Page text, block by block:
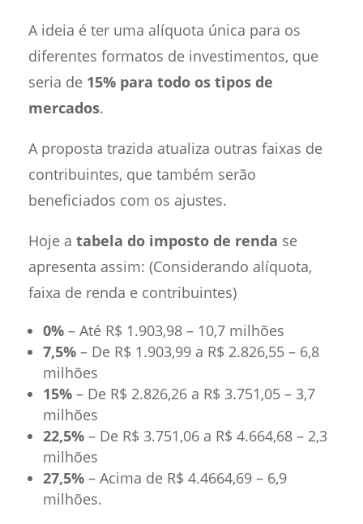
A ideia é ter uma alíquota única para os
diferentes formatos de investimentos, que
seria de 15% para todo os tipos de
mercados.
A proposta trazida atualiza outras faixas de
contribuintes, que também serão
beneficiados com os ajustes.
Hoje a tabela do imposto de renda se
apresenta assim: (Considerando alíquota,
faixa de renda e contribuintes)
0%– Até R$ 1.903,98 – 10,7 milhões
7,5%– De R$ 1.903,99 a R$ 2.826,55 – 6,8
milhões
15%– De R$ 2.826,26 a R$ 3.751,05 – 3,7
milhões
22,5%– De R$ 3.751,06 a R$ 4.664,68 – 2,3
milhões
27,5%– Acima de R$ 4.4664,69 – 6,9
milhões.